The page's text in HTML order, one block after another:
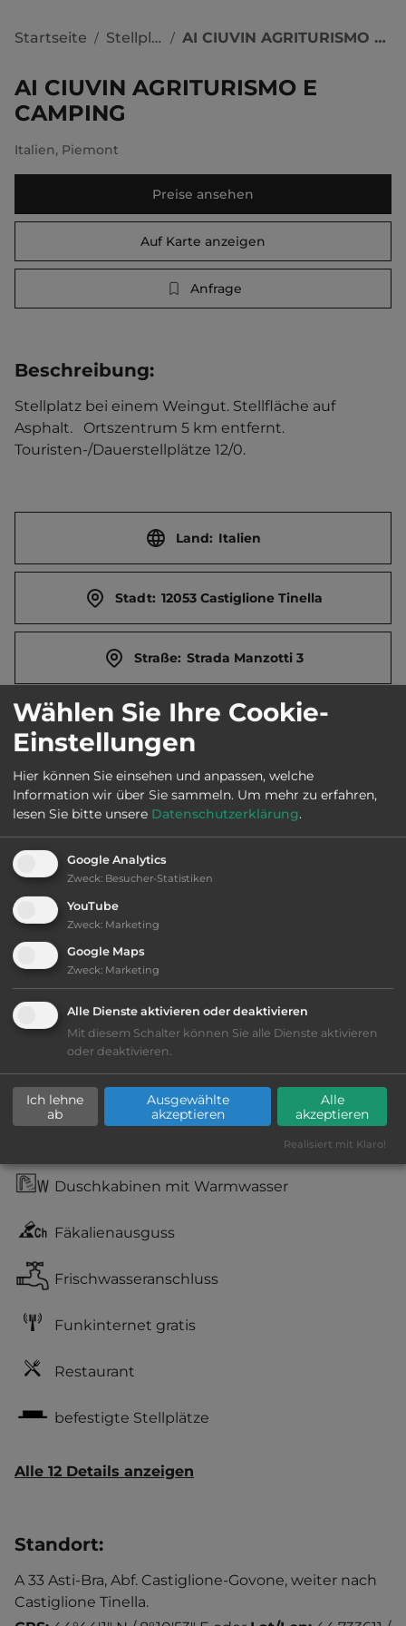
Startseite / Stellplätze / AI CIUVIN AGRITURISMO E CAMPING
AI CIUVIN AGRITURISMO E
CAMPING
Italien, Piemont
Preise ansehen
Auf Karte anzeigen
Anfrage
Beschreibung:
Stellplatz bei einem Weingut. Stellfläche auf
Asphalt.   Ortszentrum 5 km entfernt.
Touristen-/Dauerstellplätze 12/0.
Land: Italien
Stadt: 12053 Castiglione Tinella
Straße: Strada Manzotti 3
E-Mail: info@agriciuvin.it
Öffnungszeiten: Ganzjährig geöffnet
Ausstattung:
bis 25,- Euro
Lage: sehr schön
Stromanschluss
WC
Waschbecken mit Warmwasser
Duschkabinen mit Warmwasser
Fäkalienausguss
Frischwasseranschluss
Funkinternet gratis
Restaurant
befestigte Stellplätze
Alle 12 Details anzeigen
Standort:
A 33 Asti-Bra, Abf. Castiglione-Govone, weiter nach
Castiglione Tinella.
Wählen Sie Ihre Cookie-
Einstellungen
Hier können Sie einsehen und anpassen, welche
Information wir über Sie sammeln. Um mehr zu erfahren,
lesen Sie bitte unsere Datenschutzerklärung.
Google Analytics
Zweck: Besucher-Statistiken
YouTube
Zweck: Marketing
Google Maps
Zweck: Marketing
Alle Dienste aktivieren oder deaktivieren
Mit diesem Schalter können Sie alle Dienste aktivieren
oder deaktivieren.
Ich lehne
ab
Ausgewählte
akzeptieren
Alle
akzeptieren
Realisiert mit Klaro!